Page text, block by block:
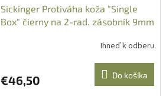
Sickinger Protiváha koža "Single
Box" čierny na 2-rad. zásobník 9mm
Ihneď k odberu
€46,50 Do košíka